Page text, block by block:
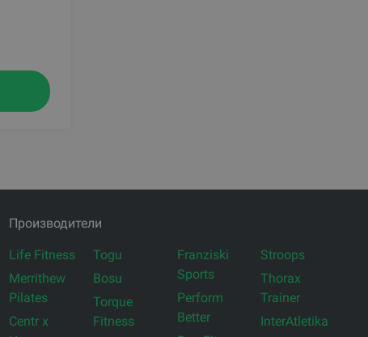
Производители
Life Fitness
Merrithew
Pilates
Centr x
Togu
Bosu
Torque
Fitness
Franziski
Sports
Perform
Better
Stroops
Thorax
Trainer
InterAtletika